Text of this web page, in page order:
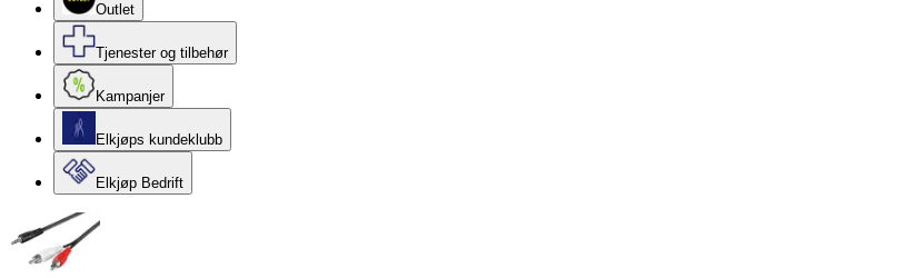
Outlet
Tjenester og tilbehør
Kampanjer
Elkjøps kundeklubb
Elkjøp Bedrift